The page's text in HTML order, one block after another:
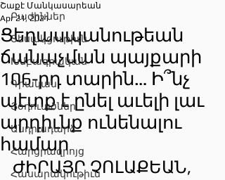
Բաժիններ
Տեսակցութիւն
Խմբագրական
Գրական
Յօդուածներ
Անդրադարձ
Հարցրազրոյց
Հասարակութիւն
Ցեղասպանութեան
ճանաչման պայքարի
106-րդ տարին… Ի՞նչ
պէտք է ընել աւելի լաւ
արդիւնք ունենալու
համար
Շաքէ Մանկասարեան
Apr 21, 2021
ԺԻՐԱՅՐ ՉՈԼԱՔԵԱՆ,